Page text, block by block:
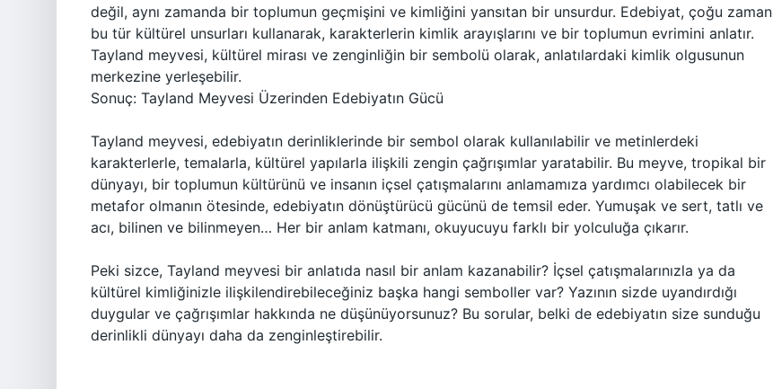
değil, aynı zamanda bir toplumun geçmişini ve kimliğini yansıtan bir unsurdur. Edebiyat, çoğu zaman
bu tür kültürel unsurları kullanarak, karakterlerin kimlik arayışlarını ve bir toplumun evrimini anlatır.
Tayland meyvesi, kültürel mirası ve zenginliğin bir sembolü olarak, anlatılardaki kimlik olgusunun
merkezine yerleşebilir.
Sonuç: Tayland Meyvesi Üzerinden Edebiyatın Gücü
Tayland meyvesi, edebiyatın derinliklerinde bir sembol olarak kullanılabilir ve metinlerdeki
karakterlerle, temalarla, kültürel yapılarla ilişkili zengin çağrışımlar yaratabilir. Bu meyve, tropikal bir
dünyayı, bir toplumun kültürünü ve insanın içsel çatışmalarını anlamamıza yardımcı olabilecek bir
metafor olmanın ötesinde, edebiyatın dönüştürücü gücünü de temsil eder. Yumuşak ve sert, tatlı ve
acı, bilinen ve bilinmeyen… Her bir anlam katmanı, okuyucuyu farklı bir yolculuğa çıkarır.
Peki sizce, Tayland meyvesi bir anlatıda nasıl bir anlam kazanabilir? İçsel çatışmalarınızla ya da
kültürel kimliğinizle ilişkilendirebileceğiniz başka hangi semboller var? Yazının sizde uyandırdığı
duygular ve çağrışımlar hakkında ne düşünüyorsunuz? Bu sorular, belki de edebiyatın size sunduğu
derinlikli dünyayı daha da zenginleştirebilir.